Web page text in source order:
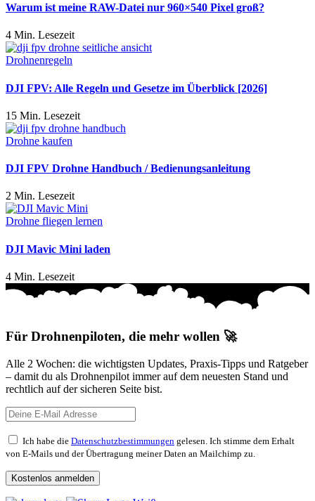
Warum ist meine RAW-Datei nur 960×540 Pixel groß?
4 Min. Lesezeit
Drohnenregeln
DJI FPV: Alle Regeln und Gesetze im Überblick [2026]
15 Min. Lesezeit
Drohne kaufen
DJI FPV Drohne Handbuch / Bedienungsanleitung
2 Min. Lesezeit
Drohne fliegen lernen
DJI Mavic Mini laden
4 Min. Lesezeit
Für Drohnenpiloten, die mehr wollen 🚀
Alle 2 Wochen: die wichtigsten Updates, Praxis-Tipps und Ratgeber
– damit du als Drohnenpilot immer auf dem neuesten Stand und
rechtlich auf der sicheren Seite bist.
Ich habe die Datenschutzbestimmungen gelesen. Ich stimme dem Erhalt
von E-Mails und der Übertragung meiner Daten an Mailchimp zu.